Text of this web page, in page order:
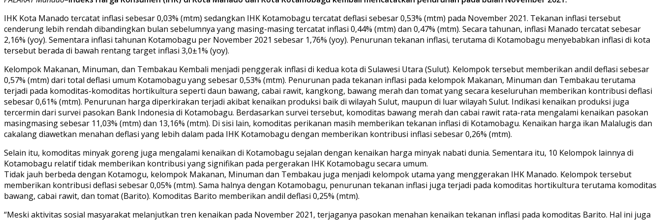
IHK Kota Manado tercatat inflasi sebesar 0,03% (mtm) sedangkan IHK Kotamobagu tercatat deflasi sebesar 0,53% (mtm) pada November 2021. Tekanan inflasi tersebut
cenderung lebih rendah dibandingkan bulan sebelumnya yang masing-masing tercatat inflasi 0,44% (mtm) dan 0,47% (mtm). Secara tahunan, inflasi Manado tercatat sebesar
2,16% (yoy). Sementara inflasi tahunan Kotamobagu per November 2021 sebesar 1,76% (yoy). Penurunan tekanan inflasi, terutama di Kotamobagu menyebabkan inflasi di kota
tersebut berada di bawah rentang target inflasi 3,0±1% (yoy).
Kelompok Makanan, Minuman, dan Tembakau Kembali menjadi penggerak inflasi di kedua kota di Sulawesi Utara (Sulut). Kelompok tersebut memberikan andil deflasi sebesar
0,57% (mtm) dari total deflasi umum Kotamobagu yang sebesar 0,53% (mtm). Penurunan pada tekanan inflasi pada kelompok Makanan, Minuman dan Tembakau terutama
terjadi pada komoditas-komoditas hortikultura seperti daun bawang, cabai rawit, kangkong, bawang merah dan tomat yang secara keseluruhan memberikan kontribusi deflasi
sebesar 0,61% (mtm). Penurunan harga diperkirakan terjadi akibat kenaikan produksi baik di wilayah Sulut, maupun di luar wilayah Sulut. Indikasi kenaikan produksi juga
tercermin dari survei pasokan Bank Indonesia di Kotamobagu. Berdasarkan survei tersebut, komoditas bawang merah dan cabai rawit rata-rata mengalami kenaikan pasokan
masingmasing sebesar 11,03% (mtm) dan 13,16% (mtm). Di sisi lain, komoditas perikanan masih memberikan tekanan inflasi di Kotamobagu. Kenaikan harga ikan Malalugis dan
cakalang diawetkan menahan deflasi yang lebih dalam pada IHK Kotamobagu dengan memberikan kontribusi inflasi sebesar 0,26% (mtm).
Selain itu, komoditas minyak goreng juga mengalami kenaikan di Kotamobagu sejalan dengan kenaikan harga minyak nabati dunia. Sementara itu, 10 Kelompok lainnya di
Kotamobagu relatif tidak memberikan kontribusi yang signifikan pada pergerakan IHK Kotamobagu secara umum.
Tidak jauh berbeda dengan Kotamogu, kelompok Makanan, Minuman dan Tembakau juga menjadi kelompok utama yang menggerakan IHK Manado. Kelompok tersebut
memberikan kontribusi deflasi sebesar 0,05% (mtm). Sama halnya dengan Kotamobagu, penurunan tekanan inflasi juga terjadi pada komoditas hortikultura terutama komoditas
bawang, cabai rawit, dan tomat (Barito). Komoditas Barito memberikan andil deflasi 0,25% (mtm).
“Meski aktivitas sosial masyarakat melanjutkan tren kenaikan pada November 2021, terjaganya pasokan menahan kenaikan tekanan inflasi pada komoditas Barito. Hal ini juga